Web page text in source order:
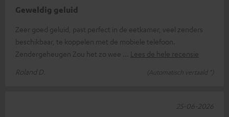
Geweldig geluid
Zeer goed geluid, past perfect in de eetkamer, veel zenders
beschikbaar, te koppelen met de mobiele telefoon.
Zendergeheugen Zou het zo wee
Lees de hele recensie
Roland D.
(Automatisch vertaald *)
25-06-2026